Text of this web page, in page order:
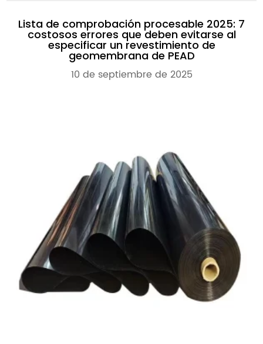
Lista de comprobación procesable 2025: 7
costosos errores que deben evitarse al
especificar un revestimiento de
geomembrana de PEAD
10 de septiembre de 2025